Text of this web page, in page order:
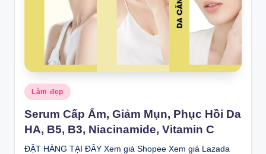
Posted
in
Làm đẹp
Serum Cấp Ẩm, Giảm Mụn, Phục Hồi Da
HA, B5, B3, Niacinamide, Vitamin C
ĐẶT HÀNG TẠI ĐÂY Xem giá Shopee Xem giá Lazada